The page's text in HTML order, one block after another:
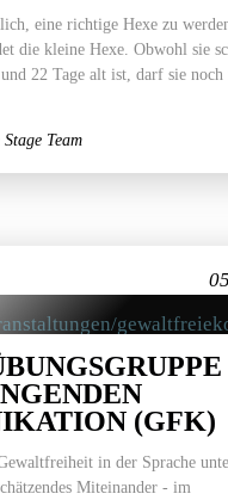
eine richtige Hexe zu
die kleine Hexe. Obwohl sie
22 Tage alt ist, darf sie
Team
(GFK)
in der Sprache
Miteinander - im